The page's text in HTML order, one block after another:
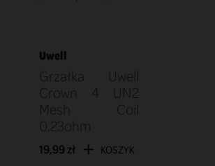
Uwell
Grzałka Uwell
Crown 4 UN2
Mesh Coil
0.23ohm
19,99 zł KOSZYK